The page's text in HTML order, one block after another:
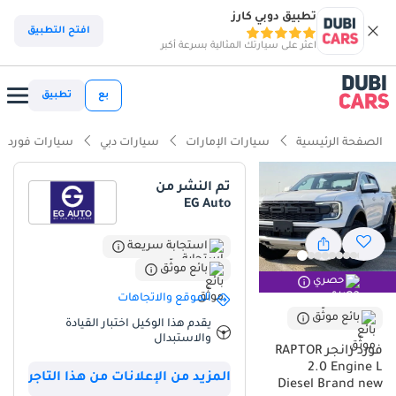
تطبيق دوبي كارز
اعثر على سيارتك المثالية بسرعة أكبر
افتح التطبيق
بع تطبيق
الصفحة الرئيسية سيارات الإمارات سيارات دبي سيارات فورد
حصري
بائع موثّق
فورد رانجر RAPTOR
2.0 Engine L
Diesel Brand new
تم النشر من
EG Auto
استجابة سريعة
بائع موثّق
الموقع والاتجاهات
يقدم هذا الوكيل اختبار القيادة
والاستبدال
المزيد من الإعلانات من هذا التاجر
ذكاء دوبي كارز
ذكاء دوبيكارز
مؤهلة فعلياً للسير على الطرق الوعرة
تصنيف أمان 5 نجوم من NCAP
أقل نسبة انخفاض في القيمة في الفئة
ملخص
يمثل هذا الإصدار من فورد Ranger RAPTOR قمة التطور في فئة الشاحنات
المتوسطة، خاصة مع محرك الديزل سعة 2 لتر الذي يجمع بين العزم القوي
وتوفير الوقود، وهو خيار ذكي جداً للسوق الخليجي الذي يطلب المتانة
والكفاءة معاً. باختيارك لموديل 2025، فأنت تحصل على أحدث التقنيات